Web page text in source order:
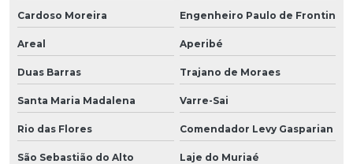
Cardoso Moreira Engenheiro Paulo de Frontin
Areal Aperibé
Duas Barras Trajano de Moraes
Santa Maria Madalena Varre-Sai
Rio das Flores Comendador Levy Gasparian
São Sebastião do Alto Laje do Muriaé